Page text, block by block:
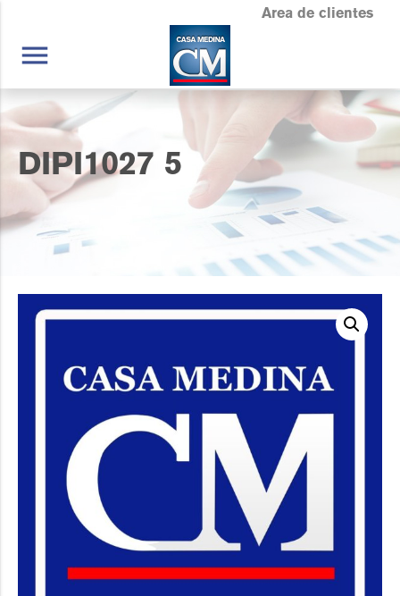
Area de clientes
menu
DIPI1027 5